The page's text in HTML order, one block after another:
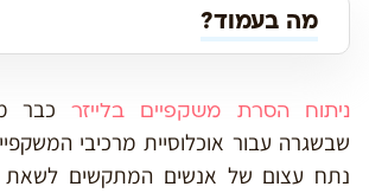
מה בעמוד?
ניתוח הסרת משקפיים בלייזר כבר
שבשגרה עבור אוכלוסיית מרכיבי
נתח עצום של אנשים המתקשים לשאת